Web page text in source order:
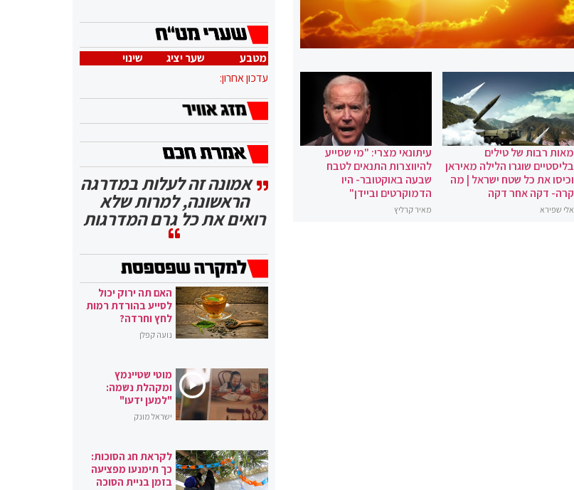
מאות רבות של טילים
בליסטיים שוגרו הלילה מאיראן
וכיסו את כל שטח ישראל | מה
קרה- דקה אחר דקה
אלי שפירא
עיתונאי מצרי: "מי שסייע
להיווצרות התנאים לטבח
שבעה באוקטובר- היו
הדמוקרטים וביידן"
מאיר קרליץ
מטבע שער יציג
שינוי
עדכון אחרון:
אמונה זה לעלות במדרגה
הראשונה, למרות שלא
רואים את כל גרם המדרגות
האם תה ירוק יכול
לסייע בהורדת רמות
לחץ וחרדה?
נועה קפלן
מוטי שטיינמץ
ומקהלת נשמה:
"למען ידעו"
ישראל מונק
לקראת חג הסוכות:
כך תימנעו מפציעה
בזמן בניית הסוכה